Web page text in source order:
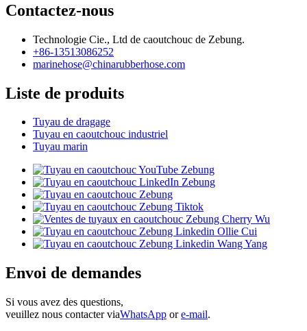
Contactez-nous
Technologie Cie., Ltd de caoutchouc de Zebung.
+86-13513086252
marinehose@chinarubberhose.com
Liste de produits
Tuyau de dragage
Tuyau en caoutchouc industriel
Tuyau marin
Envoi de demandes
Si vous avez des questions,
veuillez nous contacter viaWhatsApp ore-mail.